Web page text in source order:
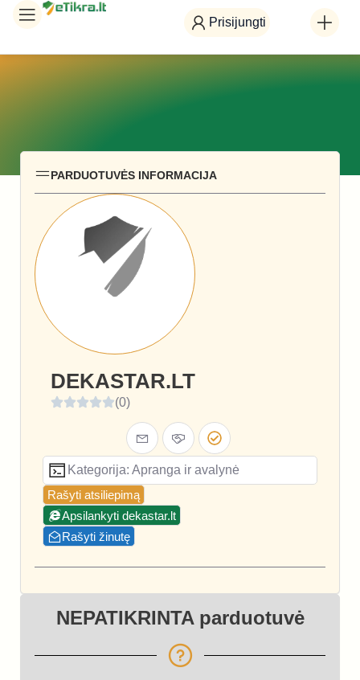
Prisijungti
PARDUOTUVĖS INFORMACIJA
DEKASTAR.LT
(0)
Kategorija: Apranga ir avalynė
Rašyti atsiliepimą
Apsilankyti dekastar.lt
Rašyti žinutę
NEPATIKRINTA parduotuvė